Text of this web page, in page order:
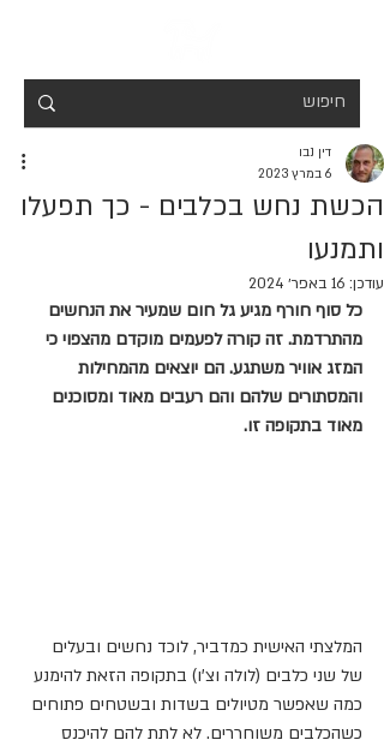
הכשת נחש בכלבים - כך תפעלו
ותמנעו
דין נבו
6 במרץ 2023
עודכן: 16 באפר׳ 2024
כל סוף חורף מגיע גל חום שמעיר את הנחשים
מהתרדמת. זה קורה לפעמים מוקדם מהצפוי כי
המזג אוויר משתגע. הם יוצאים מהמחילות
והמסתורים שלהם והם רעבים מאוד ומסוכנים
מאוד בתקופה זו.
המלצתי האישית כמדביר, לוכד נחשים ובעלים
של שני כלבים (לולה וצ'ו) בתקופה הזאת להימנע
כמה שאפשר מטיולים בשדות ובשטחים פתוחים
כשהכלבים משוחררים. לא לתת להם להיכנס